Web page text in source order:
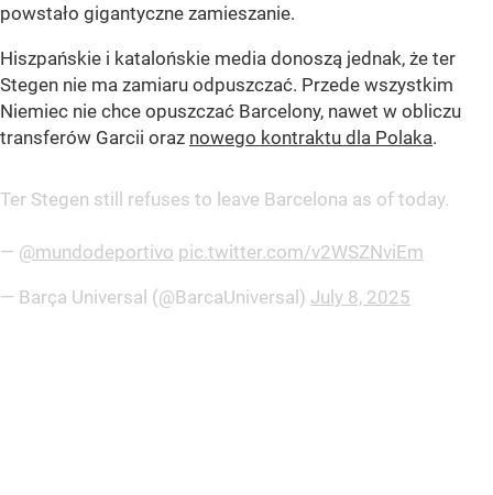
powstało gigantyczne zamieszanie.
Hiszpańskie i katalońskie media donoszą jednak, że ter
Stegen nie ma zamiaru odpuszczać. Przede wszystkim
Niemiec nie chce opuszczać Barcelony, nawet w obliczu
transferów Garcii oraz nowego kontraktu dla Polaka.
Ter Stegen still refuses to leave Barcelona as of today.
— @mundodeportivo pic.twitter.com/v2WSZNviEm
— Barça Universal (@BarcaUniversal) July 8, 2025